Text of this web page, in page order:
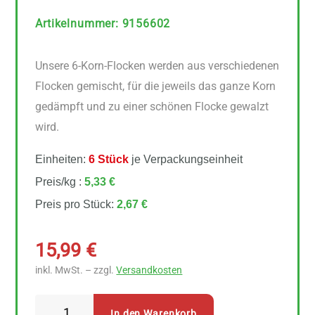
Artikelnummer: 9156602
Unsere 6-Korn-Flocken werden aus verschiedenen
Flocken gemischt, für die jeweils das ganze Korn
gedämpft und zu einer schönen Flocke gewalzt
wird.
Einheiten:6 Stück je Verpackungseinheit
Preis/kg :5,33 €
Preis pro Stück:2,67 €
15,99 €
inkl. MwSt. – zzgl.Versandkosten